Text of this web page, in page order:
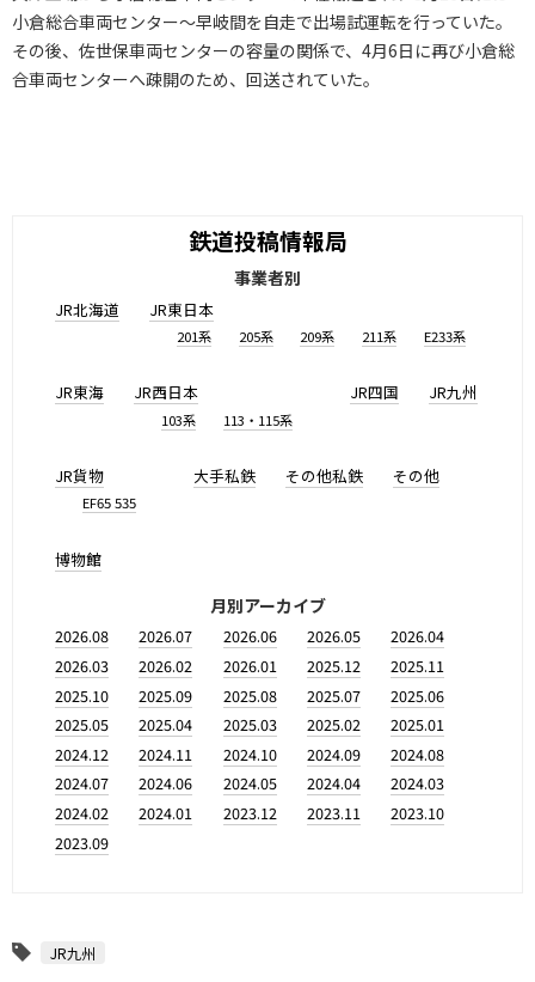
小倉総合車両センター～早岐間を自走で出場試運転を行っていた。
その後、佐世保車両センターの容量の関係で、4月6日に再び小倉総
合車両センターへ疎開のため、回送されていた。
鉄道投稿情報局
事業者別
JR北海道 JR東日本
201系 205系 209系 211系 E233系
JR東海 JR西日本
103系 113・115系
JR四国 JR九州
JR貨物
EF65 535
大手私鉄 その他私鉄 その他
博物館
月別アーカイブ
2026.08 2026.07 2026.06 2026.05
2026.04
2026.03
2026.02 2026.01 2025.12
2025.11
2025.10
2025.09 2025.08 2025.07
2025.06
2025.05
2025.04 2025.03 2025.02
2025.01
2024.12
2024.11 2024.10 2024.09
2024.08
2024.07
2024.06 2024.05 2024.04
2024.03
2024.02
2024.01 2023.12 2023.11
2023.10
2023.09
JR九州